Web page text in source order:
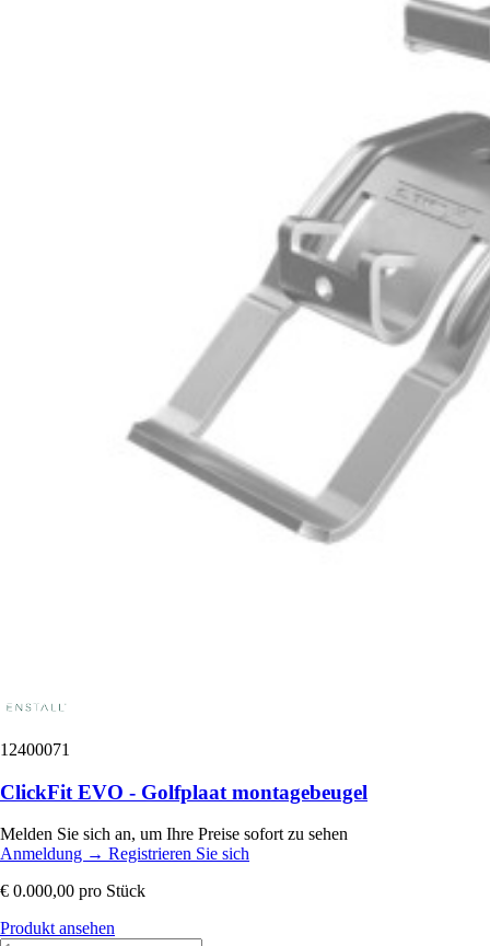
12400071
ClickFit EVO - Golfplaat montagebeugel
Melden Sie sich an, um Ihre Preise sofort zu sehen
Anmeldung → Registrieren Sie sich
€ 0.000,00 pro Stück
Produkt ansehen